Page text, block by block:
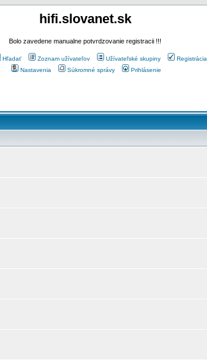
hifi.slovanet.sk
Bolo zavedene manualne potvrdzovanie registracii !!!
Hľadať Zoznam užívateľov Užívateľské skupiny
Registrácia
Nastavenia
Súkromné správy Prihlásenie